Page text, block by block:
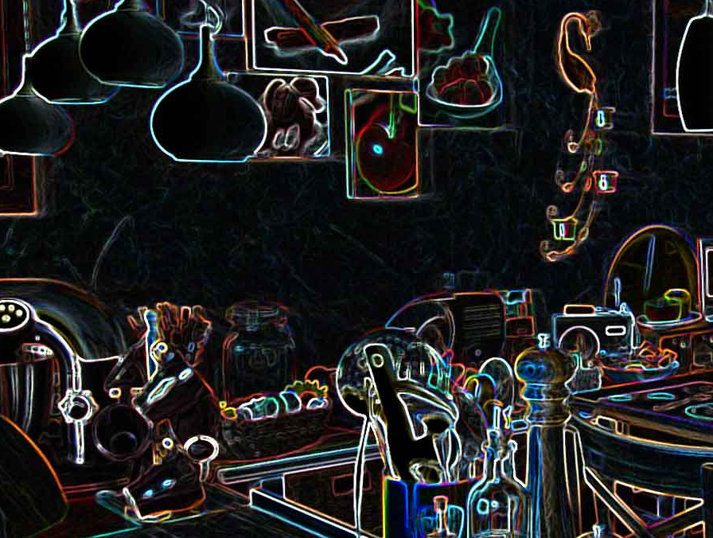
Baguette à la raclette, à la
roquette et aux graines de
courge Smoothie aux kiwis et à la
mangue
Gâteau au chocolat et au Pizza aux rillettes
Tarte à la pralinoise et aux
noisettes
Colombo de crevettes au lait
de coco Tarte aux pommes, au miel et
aux amandes
Choux de
chorizo et à la
2